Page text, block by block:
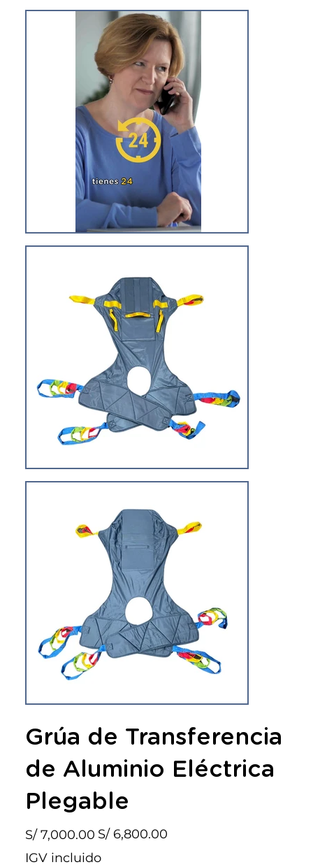
Grúa de Transferencia
de Aluminio Eléctrica
Plegable
Precio
original
S/ 7,000.00 Precio
de
S/ 6,800.00
IGV incluido